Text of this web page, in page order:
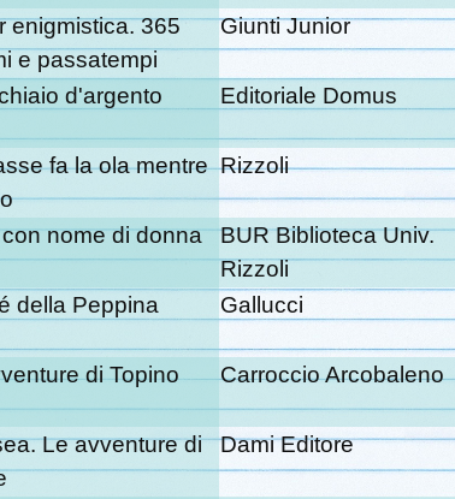
enigmistica. 365
e passatempi
Giunti Junior
d'argento Editoriale Domus
fa la ola mentre Rizzoli
nome di donna BUR Biblioteca Univ.
Rizzoli
della Peppina Gallucci
di Topino Carroccio Arcobaleno
Le avventure di
Dami Editore